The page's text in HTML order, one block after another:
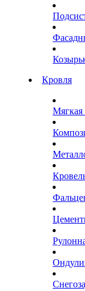
Кровля
Мягкая